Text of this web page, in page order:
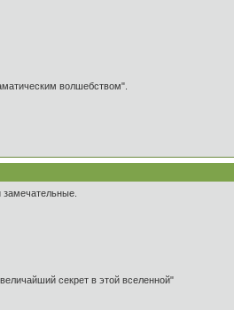
волшебством".
секрет в этой вселенной"